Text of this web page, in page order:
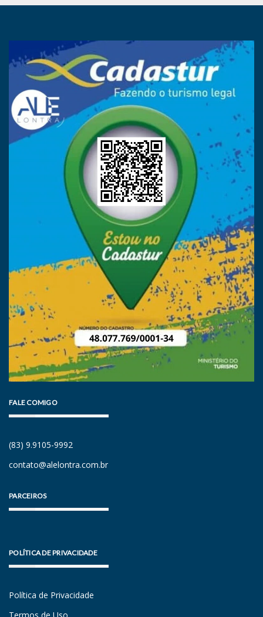
FALE COMIGO
(83) 9.9105-9992
contato@alelontra.com.br
PARCEIROS
POLÍTICA DE PRIVACIDADE
Política de Privacidade
Termos de Uso